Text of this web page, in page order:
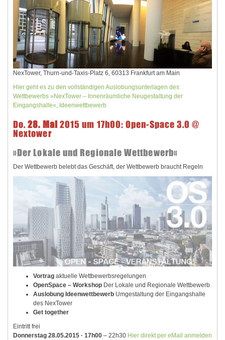
NexTower, Thurn-und-Taxis-Platz 6, 60313 Frankfurt am Main
Hier geht es zu den vollständigen Auslobungsunterlagen des
Wettbewerbs »NexTower – Innenräumliche Neugestaltung der
Eingangshalle«, Ideenwettbewerb
Do.28. Mai 2015 um 17h00: Open-Space 3.0 @
Nextower
»Der Lokale und Regionale Wettbewerb«
Der Wettbewerb belebt das Geschäft, der Wettbewerb braucht Regeln
Vortrag aktuelle Wettbewerbsregelungen
OpenSpace – Workshop Der Lokale und Regionale Wettbewerb
Auslobung Ideenwettbewerb Umgestaltung der Eingangshalle
des NexTower
Get together
Eintritt frei
Donnerstag 28.05.2015 · 17h00 – 22h30 Hier direkt per eMail anmelden